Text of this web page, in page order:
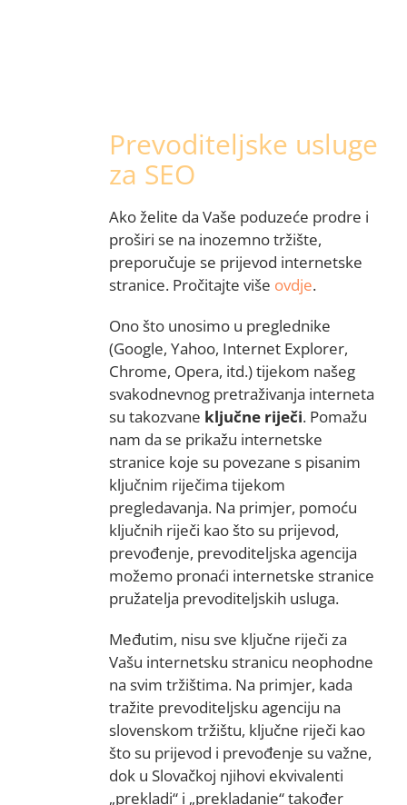
Prevoditeljske usluge
za SEO
Ako želite da Vaše poduzeće prodre i
proširi se na inozemno tržište,
preporučuje se prijevod internetske
stranice. Pročitajte više ovdje.
Ono što unosimo u preglednike
(Google, Yahoo, Internet Explorer,
Chrome, Opera, itd.) tijekom našeg
svakodnevnog pretraživanja interneta
su takozvane ključne riječi. Pomažu
nam da se prikažu internetske
stranice koje su povezane s pisanim
ključnim riječima tijekom
pregledavanja. Na primjer, pomoću
ključnih riječi kao što su prijevod,
prevođenje, prevoditeljska agencija
možemo pronaći internetske stranice
pružatelja prevoditeljskih usluga.
Međutim, nisu sve ključne riječi za
Vašu internetsku stranicu neophodne
na svim tržištima. Na primjer, kada
tražite prevoditeljsku agenciju na
slovenskom tržištu, ključne riječi kao
što su prijevod i prevođenje su važne,
dok u Slovačkoj njihovi ekvivalenti
„prekladi“ i „prekladanie“ također